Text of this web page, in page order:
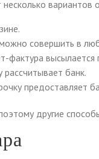
вариантов
совершить в
фактура высылается
рассчитывает банк.
предоставляет
другие